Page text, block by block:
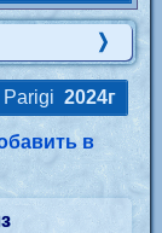
Parigi 2024г
в